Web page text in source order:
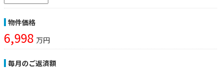
物件価格
6,998 万円
毎月のご返済額